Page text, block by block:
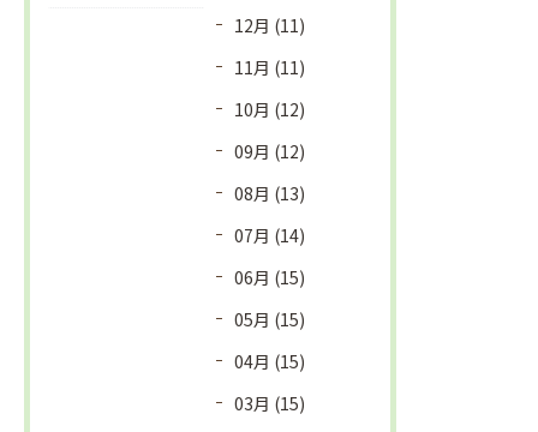
12月 (11)
11月 (11)
10月 (12)
09月 (12)
08月 (13)
07月 (14)
06月 (15)
05月 (15)
04月 (15)
03月 (15)